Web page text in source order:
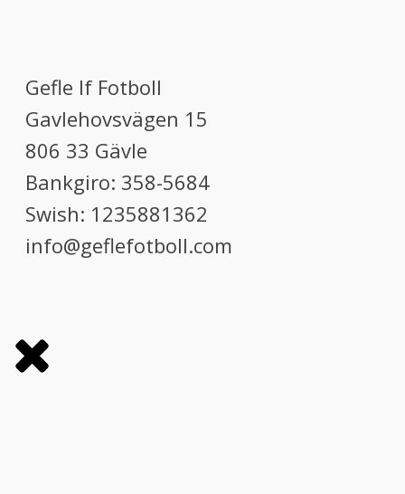
Gefle If Fotboll
Gavlehovsvägen 15
806 33 Gävle
Bankgiro: 358-5684
Swish: 1235881362
info@geflefotboll.com